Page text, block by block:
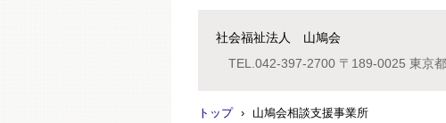
社会福祉法人 山鳩会
TEL. 042-397-2700 〒189-0025 東京
トップ › 山鳩会相談支援事業所